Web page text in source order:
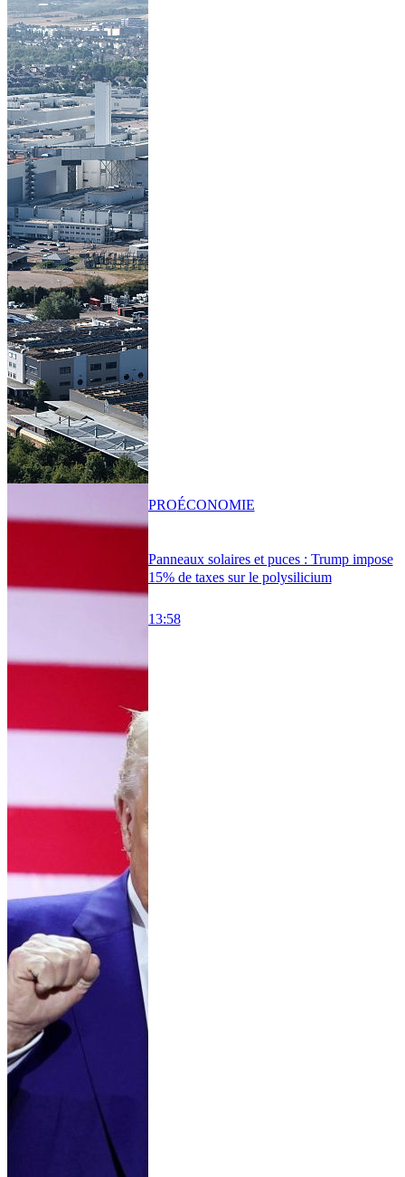
Panneaux solaires et puces : Trump impose
15% de taxes sur le polysilicium
13:58
PROÉCONOMIE